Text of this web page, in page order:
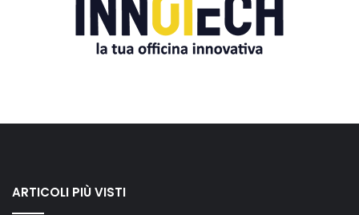
ARTICOLI PIÙ VISTI